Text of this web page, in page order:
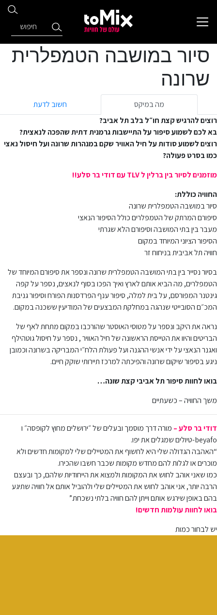
סיור במושבה הטמפלרית
שרונה
מה במיקס
חשוב לדעת
רוצים להרגיש קצת חו״ל בלב תל אביב?
בא לכם לשמוע סיפור על התיישבות גרמנית דתית שהפכה לנאצית?
רוצים לשמוע סודות על חיל האוויר שקם במנהרות שרונה ועל חיסול נאצי
כמו בסרט פעולה?
מוזמנים לסיור בין ברלין ל TLV עם דודי בר סלע!!
החוויה כוללת:
סיור במושבה הטמפלרית שרונה
סיפורם המרתק של הטמפלרים כולל הסיפור הנאצי
מעבר בין בתי המושבה וסיפורם הלא שגרתי
הסיפור הציוני המיוחד במקום
חוויה תל אביבית בניחוח זר
בסיור נסייר בין בתי המושבה הטמפלרית שרונה ונספר את סיפורם המיוחד של
הטמפלרים, מה הביא אותם לארץ ואיך הפכו בסוף לנאצים, נספר על קפה
גינטנר המפורסם, על בית למלה, סיפור ענף הפרדסנות הפורח וסיפור גניבת
המכ״ם הסובייטי שנהגה במחלקת המבצעים של המודיעין ששכנה במקום.
נראה את היקב ונספר על מטוסי האוסטר שהורכבו במקום מתחת לאף של
הבריטים והיוו את הטייסת הראשונה של חיל האוויר , נספר על חיסול גוטהילף
ואגנר הנאצי על ידי אנשי ההגנה ועל פעולת הלח״י המבריקה בשרונה וכמובן
ניגע בסיפור שיקום שרונה והפיכתה למרכז תיירותי שוקק חיים.
בואו לחוות סיפור תל אביבי קצת שונה…
משך החוויה – כשעתיים
דודי בר סלע – מורה דרך מוסמך ובעלים של ״ירושלים מחוץ לקופסה״ ו
beyafo-טיולים שמגלים את יפו.
“האהבה הגדולה שלי היא לחשוף את המטיילים שלי למקומות חדשים ולא
מוכרים או לגלות להם מחדש מקומות שכבר חשבו שהכירו.
כמו שאני אוהב לחוש את המקומות ולמצוא את הייחודיות שלהם, כך ובעצם
הרבה יותר, אני אוהב לחוש את המטיילים שלי ולהוביל אותם אל חוויה שתיגע
בהם באופן שירגש אותם וייתן להם חוויה בלתי נשכחת.”
בואו לחוות עולמות חדשים!
יש לבחור כמות